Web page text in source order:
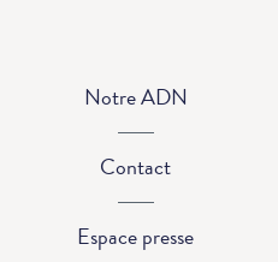
Notre ADN
Contact
Espace presse